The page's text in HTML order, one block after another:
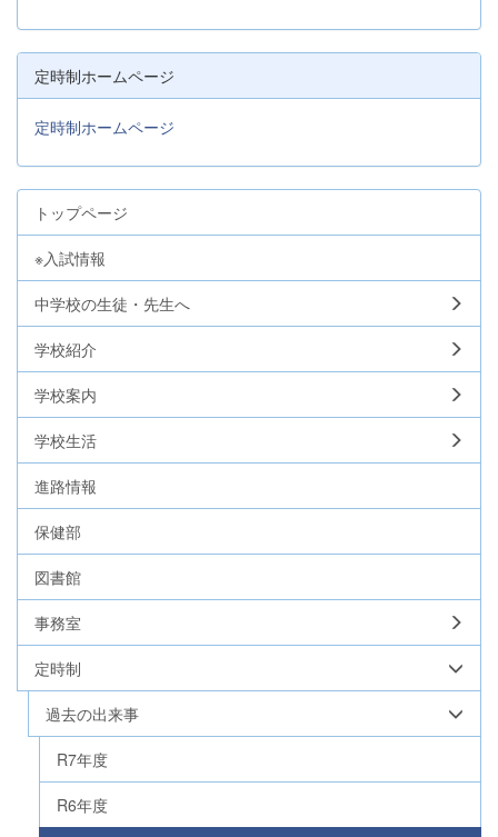
定時制ホームページ
定時制ホームページ
トップページ
※入試情報
中学校の生徒・先生へ
学校紹介
学校案内
学校生活
進路情報
保健部
図書館
事務室
定時制
過去の出来事
R7年度
R6年度